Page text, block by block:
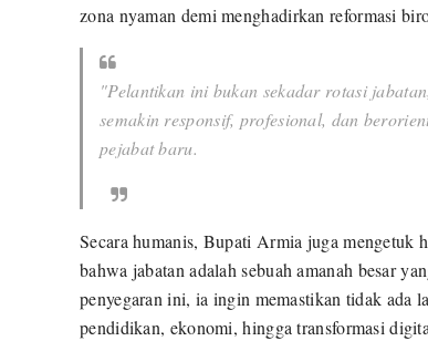
zona nyaman demi menghadirkan reformasi
​"Pelantikan ini bukan sekadar rotasi
semakin responsif, profesional, dan
pejabat baru.
​Secara humanis, Bupati Armia juga mengetuk
bahwa jabatan adalah sebuah amanah besar
penyegaran ini, ia ingin memastikan tidak ada
pendidikan, ekonomi, hingga transformasi